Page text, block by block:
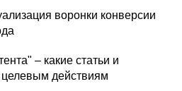
воронки конверсии
– какие статьи и
действиям